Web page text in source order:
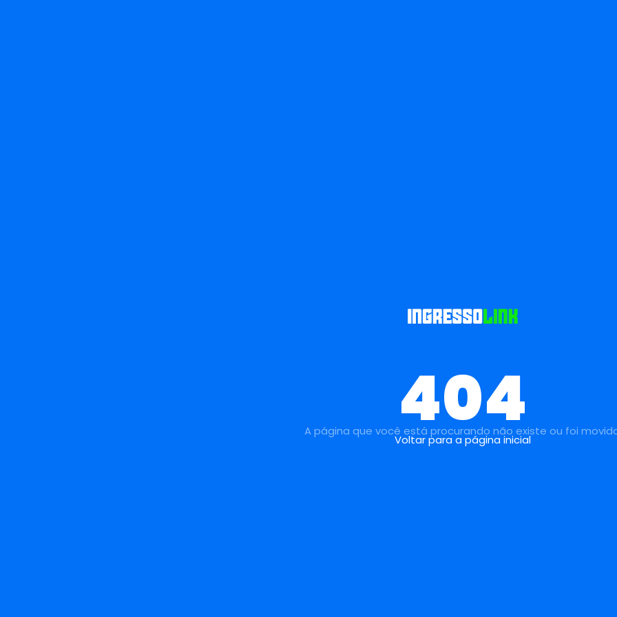
404
A página que você está procurando não existe ou foi
Voltar para a página inicial